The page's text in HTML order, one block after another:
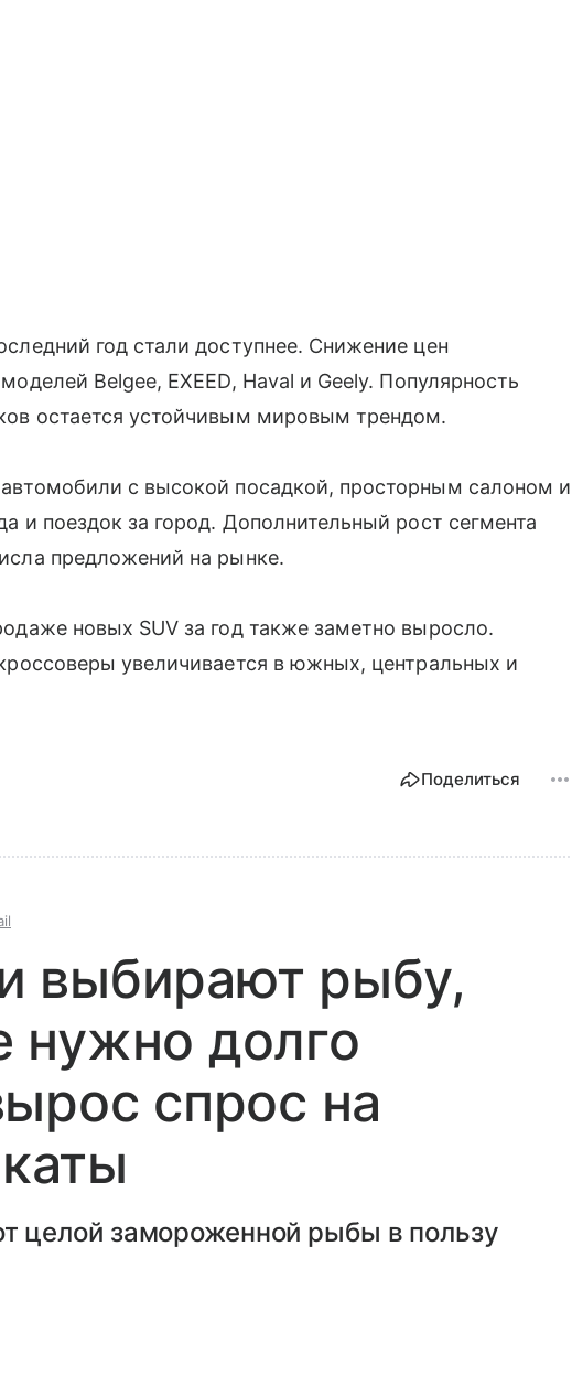
год стали доступнее. Снижение цен
Belgee, EXEED, Haval и Geely. Популярность
остается устойчивым мировым трендом.
с высокой посадкой, просторным салоном и
и поездок за город. Дополнительный рост сегмента
предложений на рынке.
новых SUV за год также заметно выросло.
увеличивается в южных, центральных и
Поделиться
выбирают рыбу,
нужно долго
спрос на
целой замороженной рыбы в пользу